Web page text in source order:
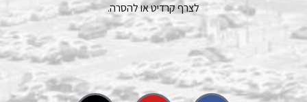
לצרף קרדיט או להסרה.